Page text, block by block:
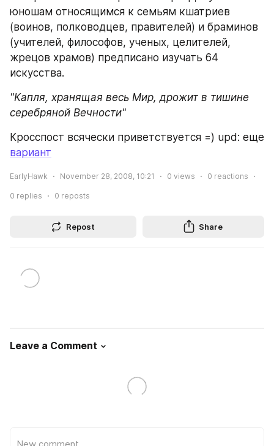
юношам относящимся к семьям кшатриев
(воинов, полководцев, правителей) и браминов
(учителей, философов, ученых, целителей,
жрецов храмов) предписано изучать 64
искусства.
"Капля, хранящая весь Мир, дрожит в тишине
серебряной Вечности"
вариант
EarlyHawk November 28, 2008, 10:21 0 views 0 reactions
0 replies 0 reposts
Repost Share
Leave a Comment